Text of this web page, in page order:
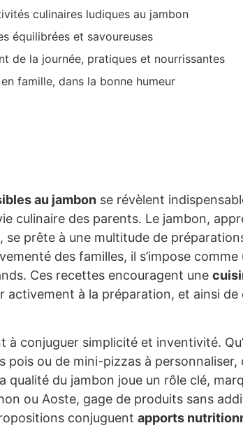
culinaires ludiques au jambon
équilibrées et savoureuses
de la journée, pratiques et nourrissantes
famille, dans la bonne humeur
au jambon se révèlent
culinaire des parents. Le jambon,
prête à une multitude de
des familles, il s’impose comme
Ces recettes encouragent une
à la préparation, et ainsi de
conjuguer simplicité et inventivité.
ou de mini-pizzas à personnaliser,
qualité du jambon joue un rôle clé,
ou Aoste, gage de produits sans
conjuguent apports